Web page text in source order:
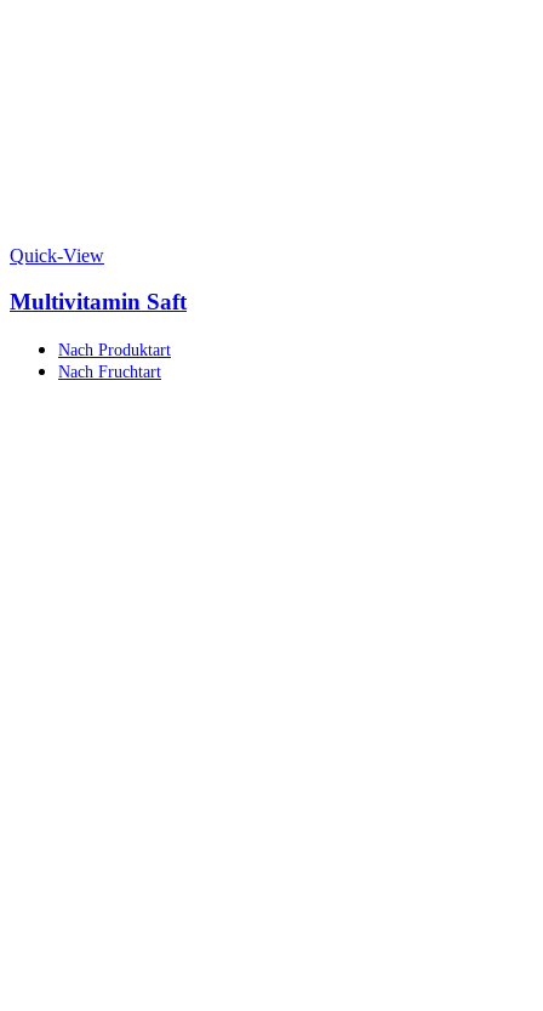
Quick-View
Multivitamin Saft
Nach Produktart
Nach Fruchtart